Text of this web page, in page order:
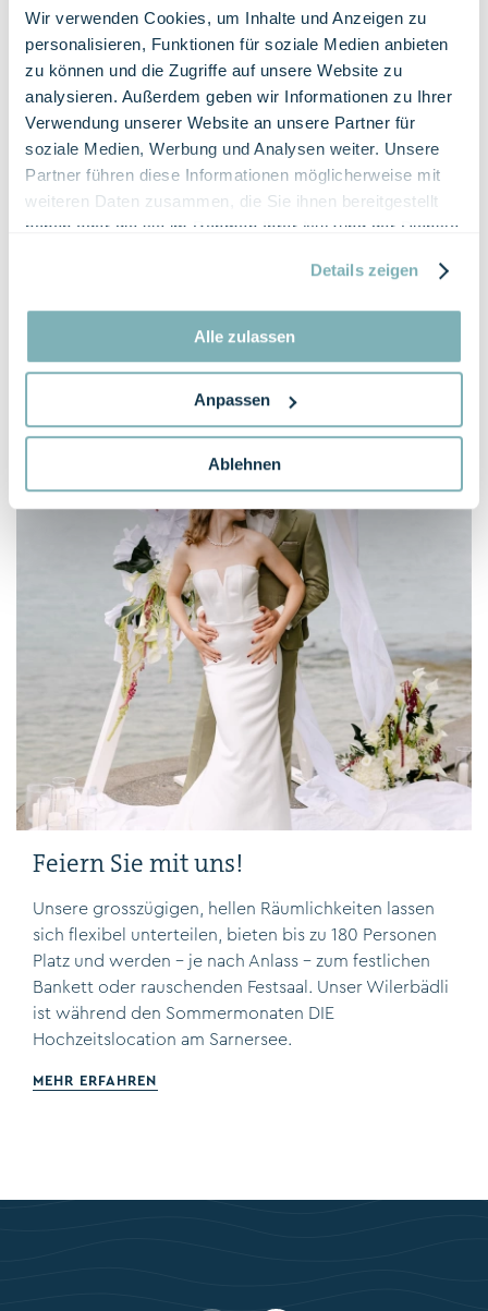
Wir verwenden Cookies, um Inhalte und Anzeigen zu
personalisieren, Funktionen für soziale Medien anbieten
zu können und die Zugriffe auf unsere Website zu
analysieren. Außerdem geben wir Informationen zu Ihrer
Verwendung unserer Website an unsere Partner für
soziale Medien, Werbung und Analysen weiter. Unsere
Partner führen diese Informationen möglicherweise mit
weiteren Daten zusammen, die Sie ihnen bereitgestellt
haben oder die sie im Rahmen Ihrer Nutzung der Dienste
Details zeigen
Alle zulassen
Anpassen
Ablehnen
Geniessen vom Sarnersee bis
Thailand
Geniessen Sie mal raffinierte, saisonale Kreationen,
mal authentische thailändische Küche. Ihr
kulinarisches Abenteuer beginnt an der Wilerbar, wo
der Abend auch gern ausklingen darf.
Feiern Sie mit uns!
Unsere grosszügigen, hellen Räumlichkeiten lassen
sich flexibel unterteilen, bieten bis zu 180 Personen
Platz und werden – je nach Anlass – zum festlichen
Bankett oder rauschenden Festsaal. Unser Wilerbädli
ist während den Sommermonaten DIE
Hochzeitslocation am Sarnersee.
MEHR ERFAHREN